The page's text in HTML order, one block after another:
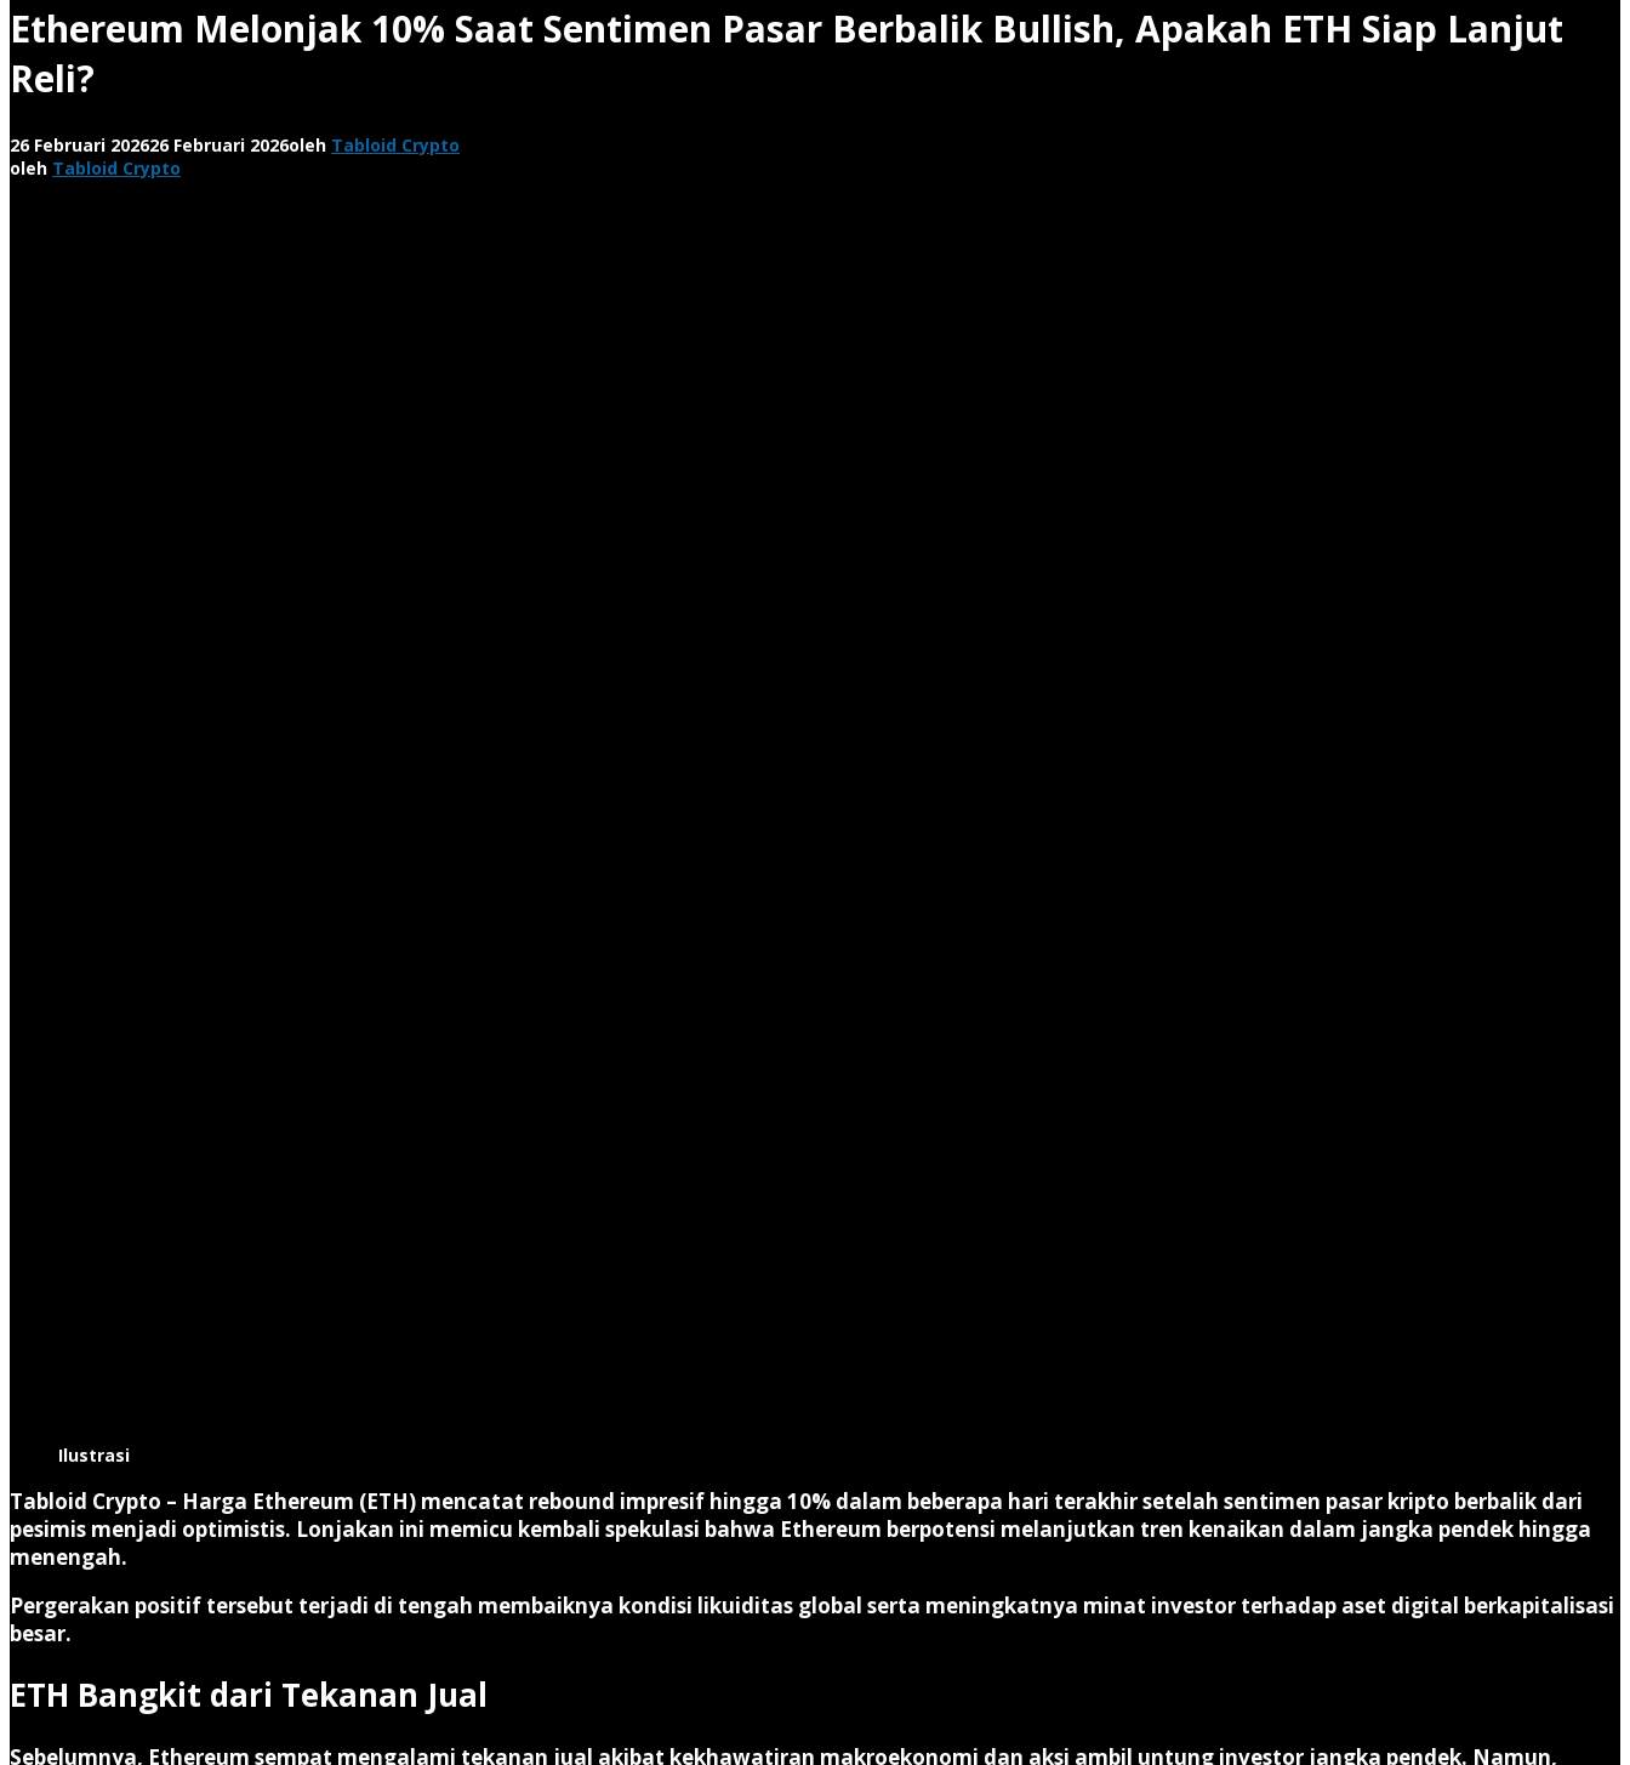
Ethereum Melonjak 10% Saat Sentimen Pasar Berbalik Bullish, Apakah ETH Siap Lanjut
Reli?
26 Februari 202626 Februari 2026oleh Tabloid Crypto
oleh Tabloid Crypto
Ilustrasi
Tabloid Crypto – Harga Ethereum (ETH) mencatat rebound impresif hingga 10% dalam beberapa hari terakhir setelah sentimen pasar kripto berbalik dari
pesimis menjadi optimistis. Lonjakan ini memicu kembali spekulasi bahwa Ethereum berpotensi melanjutkan tren kenaikan dalam jangka pendek hingga
menengah.
Pergerakan positif tersebut terjadi di tengah membaiknya kondisi likuiditas global serta meningkatnya minat investor terhadap aset digital berkapitalisasi
besar.
ETH Bangkit dari Tekanan Jual
Sebelumnya, Ethereum sempat mengalami tekanan jual akibat kekhawatiran makroekonomi dan aksi ambil untung investor jangka pendek. Namun,